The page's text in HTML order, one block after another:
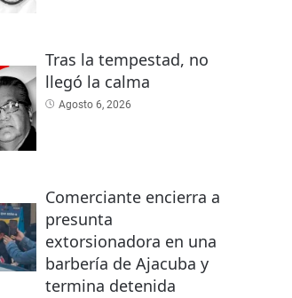
Tras la tempestad, no
llegó la calma
Agosto 6, 2026
Comerciante encierra a
presunta
extorsionadora en una
barbería de Ajacuba y
termina detenida